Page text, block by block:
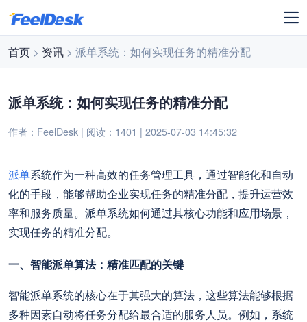
首页 > 资讯 > 派单系统：如何实现任务的精准分配
派单系统：如何实现任务的精准分配
作者：FeelDesk | 阅读：1401 | 2025-07-03 14:45:32
派单系统作为一种高效的任务管理工具，通过智能化和自动
化的手段，能够帮助企业实现任务的精准分配，提升运营效
率和服务质量。派单系统如何通过其核心功能和应用场景，
实现任务的精准分配。
一、智能派单算法：精准匹配的关键
智能派单系统的核心在于其强大的算法，这些算法能够根据
多种因素自动将任务分配给最合适的服务人员。例如，系统